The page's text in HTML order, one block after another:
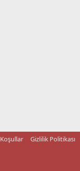
Koşullar Gizlilik Politikası